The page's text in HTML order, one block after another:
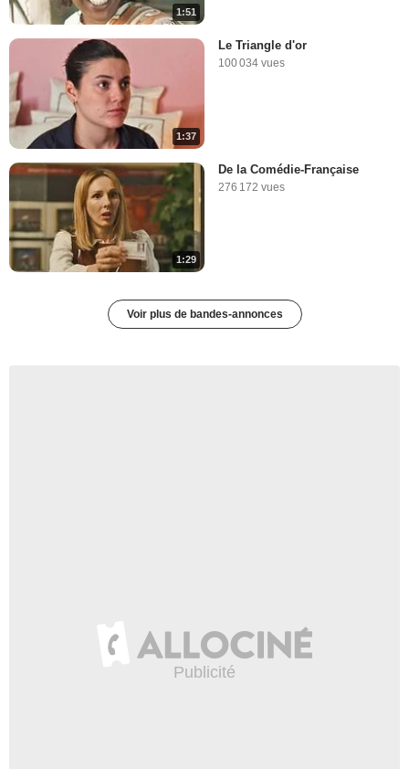
1:51
1:37
Le Triangle d'or
100 034 vues
1:29
De la Comédie-Française
276 172 vues
Voir plus de bandes-annonces